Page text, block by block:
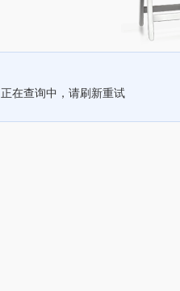
正在查询中，请刷新重试